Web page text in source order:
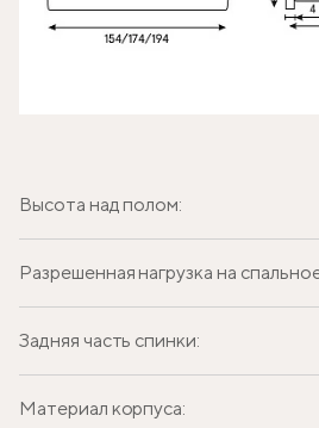
Высота над полом:
Разрешенная нагрузка на
Задняя часть спинки:
Материал корпуса: